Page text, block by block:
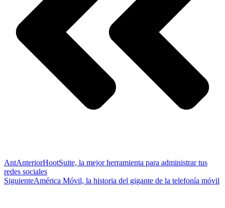
AntAnteriorHootSuite, la mejor herramienta para administrar tus
redes sociales
SiguienteAmérica Móvil, la historia del gigante de la telefonía móvil